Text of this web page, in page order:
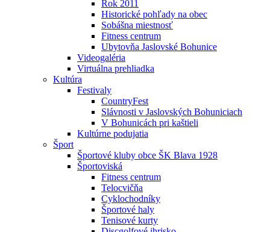
Rok 2011
Historické pohľady na obec
Sobášna miestnosť
Fitness centrum
Ubytovňa Jaslovské Bohunice
Videogaléria
Virtuálna prehliadka
Kultúra
Festivaly
CountryFest
Slávnosti v Jaslovských Bohuniciach
V Bohunicách pri kaštieli
Kultúrne podujatia
Šport
Športové kluby obce ŠK Blava 1928
Športoviská
Fitness centrum
Telocvičňa
Cyklochodníky
Športové haly
Tenisové kurty